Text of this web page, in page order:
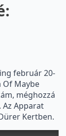
február 20-
Of Maybe
méghozzá
Az Apparat
Kertben.